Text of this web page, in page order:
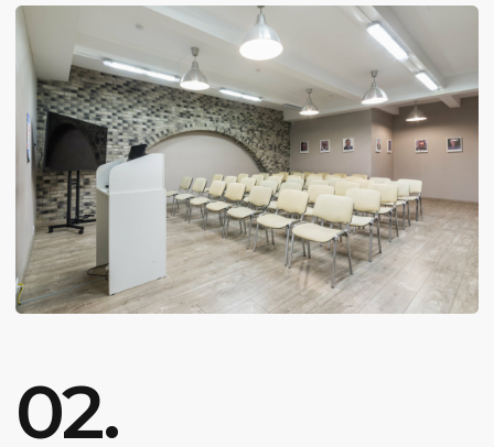
4 занятия
Онлайн
Домашние задания
Индивидуальная консультация
Индивидуально
₽/мес
КУПИТЬ КУРС
В рассрочку на 24 месяца
от
Вы можете купить курс в кредит, долями
или оплатить целиком 20 000₽